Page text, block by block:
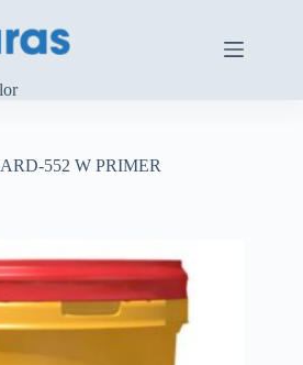
552 W PRIMER